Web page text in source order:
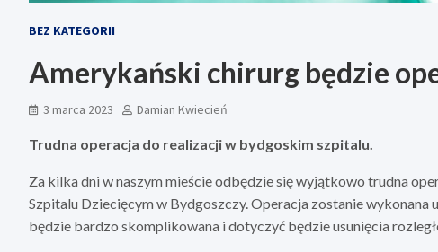
BEZ KATEGORII
Amerykański chirurg będzie
3 marca 2023 Damian Kwiecień
Trudna operacja do realizacji w bydgoskim szpitalu.
Za kilka dni w naszym mieście odbędzie się wyjątkowo trudna
Szpitalu Dziecięcym w Bydgoszczy. Operacja zostanie wykonana
będzie bardzo skomplikowana i dotyczyć będzie usunięcia